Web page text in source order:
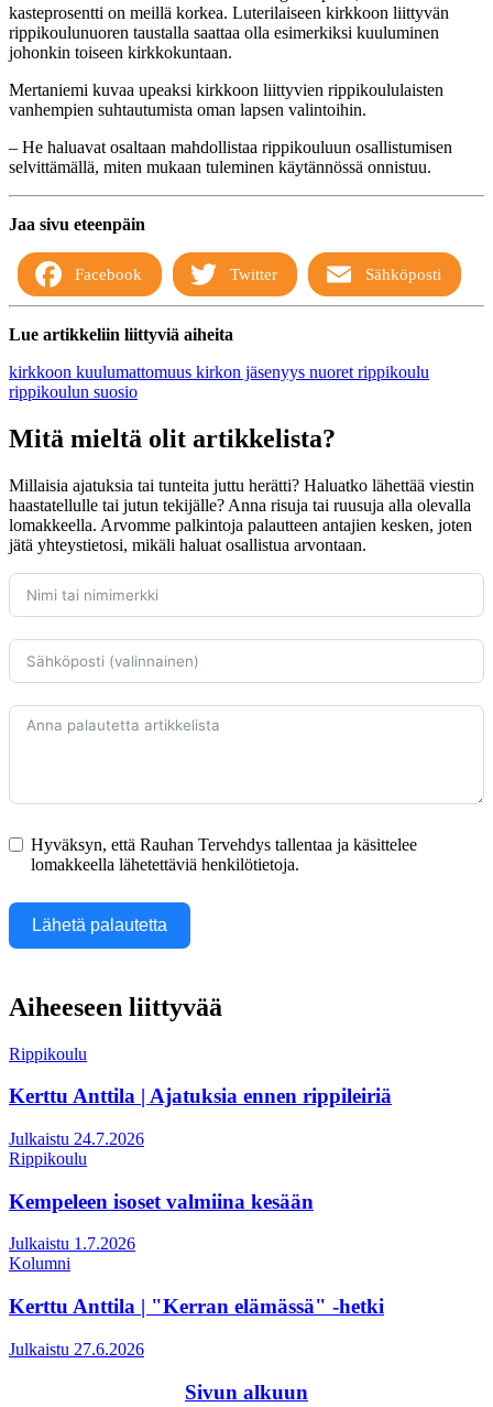
kasteprosentti on meillä korkea. Luterilaiseen kirkkoon liittyvän
rippikoulunuoren taustalla saattaa olla esimerkiksi kuuluminen
johonkin toiseen kirkkokuntaan.
Mertaniemi kuvaa upeaksi kirkkoon liittyvien rippikoululaisten
vanhempien suhtautumista oman lapsen valintoihin.
– He haluavat osaltaan mahdollistaa rippikouluun osallistumisen
selvittämällä, miten mukaan tuleminen käytännössä onnistuu.
Jaa sivu eteenpäin
Facebook Twitter Sähköposti
Lue artikkeliin liittyviä aiheita
kirkkoon kuulumattomuus kirkon jäsenyys nuoret rippikoulu
rippikoulun suosio
Mitä mieltä olit artikkelista?
Millaisia ajatuksia tai tunteita juttu herätti? Haluatko lähettää viestin
haastatellulle tai jutun tekijälle? Anna risuja tai ruusuja alla olevalla
lomakkeella. Arvomme palkintoja palautteen antajien kesken, joten
jätä yhteystietosi, mikäli haluat osallistua arvontaan.
Hyväksyn, että Rauhan Tervehdys tallentaa ja käsittelee
lomakkeella lähetettäviä henkilötietoja.
Lähetä palautetta
Aiheeseen liittyvää
Rippikoulu
Kerttu Anttila | Ajatuksia ennen rippileiriä
Julkaistu 24.7.2026
Rippikoulu
Kempeleen isoset valmiina kesään
Julkaistu 1.7.2026
Kolumni
Kerttu Anttila | "Kerran elämässä" -hetki
Julkaistu 27.6.2026
Sivun alkuun